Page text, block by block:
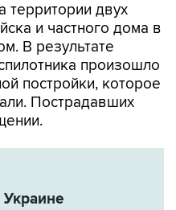
двух
и частного дома в
В результате
произошло
постройки, которое
Пострадавших